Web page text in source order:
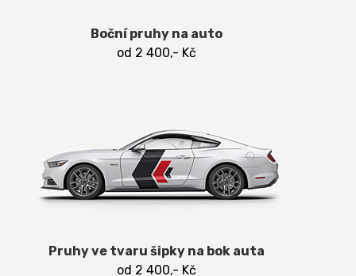
Boční pruhy na auto
od 2 400,- Kč
Pruhy ve tvaru šipky na bok auta
od 2 400,- Kč